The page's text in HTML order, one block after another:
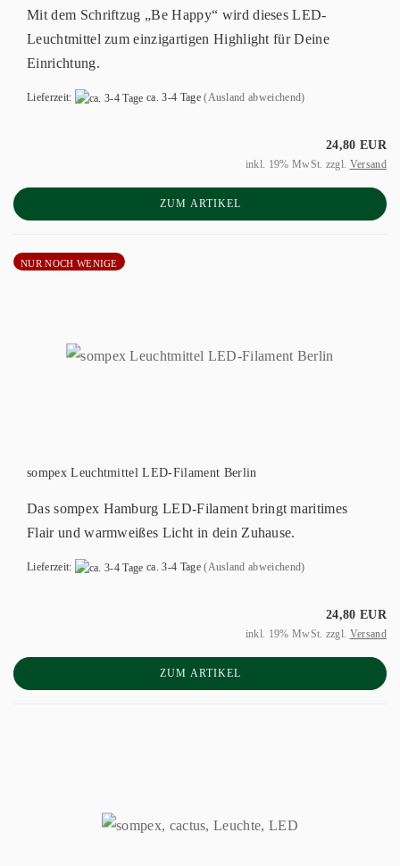
Mit dem Schriftzug „Be Happy“ wird dieses LED-
Leuchtmittel zum einzigartigen Highlight für Deine
Einrichtung.
Lieferzeit: ca. 3-4 Tage (Ausland abweichend)
24,80 EUR
inkl. 19% MwSt. zzgl. Versand
ZUM ARTIKEL
NUR NOCH WENIGE
sompex Leuchtmittel LED-Filament Berlin
Das sompex Hamburg LED-Filament bringt maritimes
Flair und warmweißes Licht in dein Zuhause.
Lieferzeit: ca. 3-4 Tage (Ausland abweichend)
24,80 EUR
inkl. 19% MwSt. zzgl. Versand
ZUM ARTIKEL